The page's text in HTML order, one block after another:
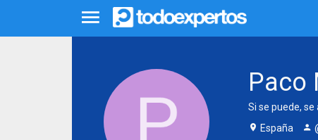
Paco
Si se puede, se
España